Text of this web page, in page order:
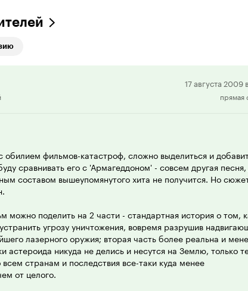
17 августа 2009
прямая
обилием фильмов-катастроф, сложно выделиться и
сравнивать его с 'Армагеддоном' - совсем другая
составом вышеупомянутого хита не получится. Но
можно поделить на 2 части - стандартная история о том,
угрозу уничтожения, вовремя разрушив
лазерного оружия; вторая часть более реальна и
астероида никуда не делись и несутся на Землю, только
странам и последствия все-таки куда менее
от целого.